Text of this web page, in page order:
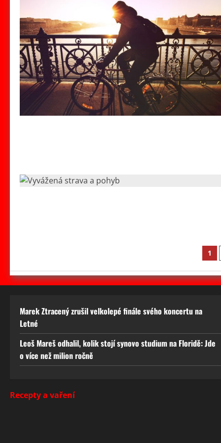
1
Marek Ztracený zrušil velkolepé finále svého koncertu na
Letné
Leoš Mareš odhalil, kolik stojí synovo studium na Floridě: Jde
o více než milion ročně
Recepty a vaření